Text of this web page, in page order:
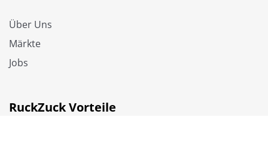
Über Uns
Märkte
Jobs
RuckZuck Vorteile